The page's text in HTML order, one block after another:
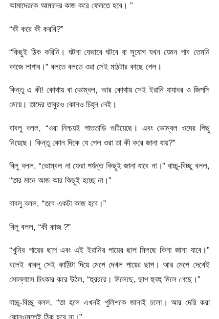
আমাদেরকে আমাদের কাজ করে ফেলতে হবে। ”
“কী করে কী করবি?”
“কিছুই ঠিক করিনি। ঘটনা যেভাবে ঘটবে বা সুযোগ যখন যেমন পাব তেমনি
কাজে লাগাব।” বলতে বলতে ওরা সেই মাঠটার কাছে গেল।
কিন্তু এ কী! কোথায় বা ভোম্বল, আর কোথায় সেই ইরানি যাযাবর ও জিপসি
মেয়ে। তাদের তাবুরও কোনও চিহ্ন নেই।
বাবলু বলল, “ওরা নিশ্চয়ই পাততাড়ি গুটিয়েছে। এবং ভোম্বল ওদের পিছু
নিয়েছে। কিন্তু কোন দিকে যে গেল ওরা তা কী করে জানা যায়?”
বিলু বলল, “ভোম্বল না ফেরা পর্যন্ত কিছুই জানা যাবে না।” বাচ্চু-বিচ্ছু বলল,
“তার মানে আজ আর কিছুই হচ্ছে না।”
বাবলু বলল, “তবে একটা কাজ হবে।”
বিলু বলল, “কী কাজ ?”
“খুনির পায়ের ছাপ এবং এই ইরানির পায়ের ছাপ মিলছে কিনা জানা যাবে।”
বলেই বাবলু সেই কাঠিটা দিয়ে মেপে দেখল পায়ের ছাপ। আর মেপে দেখেই
সোল্লাসে চিৎকার করে উঠল, “হুরররে। মিলেছে, ছাপ হুবহু মিলে গেছে।”
বাচ্চু-বিচ্ছু বলল, “তা হলে এখনই পুলিশকে জানাই চলো। আর দেরি করা